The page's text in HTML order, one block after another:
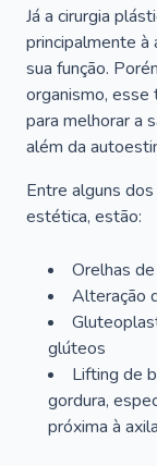
Já a cirurgia
principalmente à
sua função.
organismo, esse
para melhorar a
além da
Entre alguns
estética, estão:
Orelhas
Alteração
glúteos
Lifting de
gordura,
próxima à